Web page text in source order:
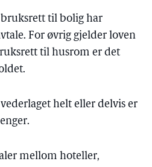
til bolig har
For øvrig gjelder loven
til husrom er det
helt eller delvis er
mellom hoteller,